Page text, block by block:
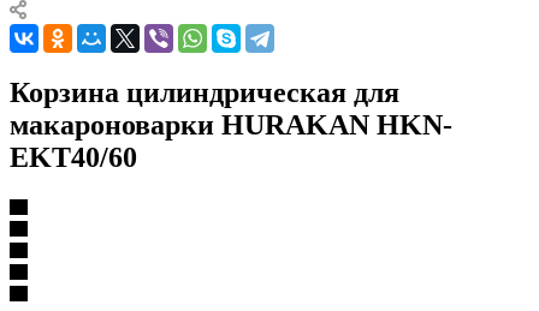
Корзина цилиндрическая для
макароноварки HURAKAN HKN-
EKT40/60